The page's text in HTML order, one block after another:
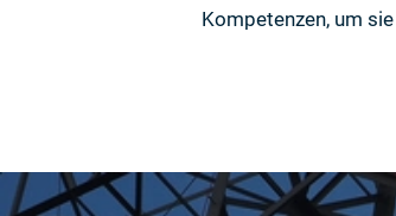
Kompetenzen, um